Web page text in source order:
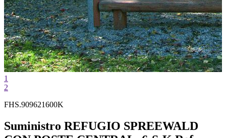
1
2
FHS.909621600K
Suministro REFUGIO SPREEWALD